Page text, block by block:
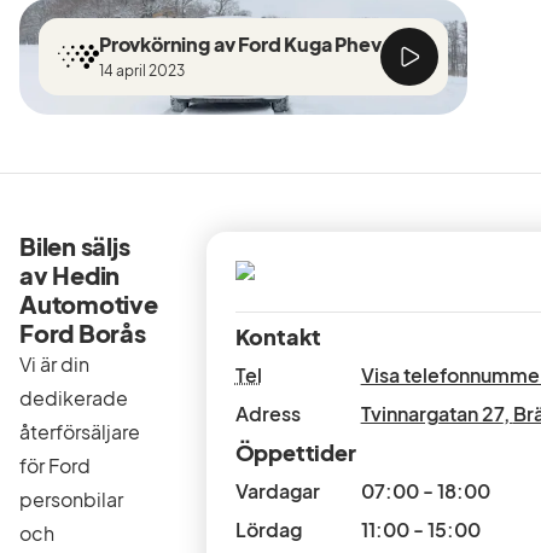
Provkörning av Ford Kuga Phev
14 april 2023
Bilen säljs
av Hedin
Automotive
Ford Borås
Vi är din
dedikerade
återförsäljare
för Ford
personbilar
och
Kontakt
Tel
Visa
Adress
Tvinnargatan 27,
Öppettider
Vardagar
07:00 - 18:00
Lördag
11:00 - 15:00